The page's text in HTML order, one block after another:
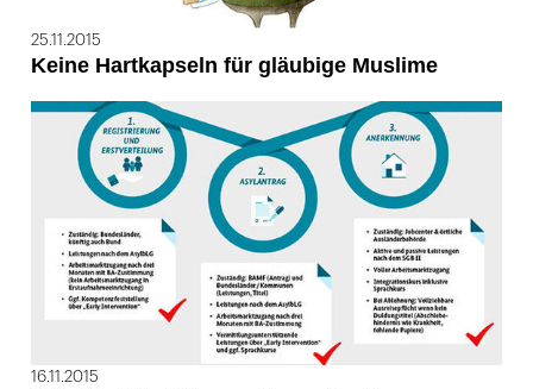
25.11.2015
Keine Hartkapseln für gläubige Muslime
16.11.2015